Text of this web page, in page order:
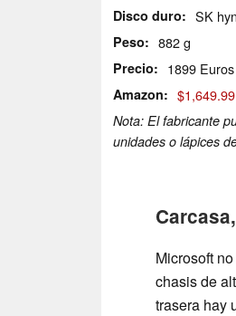
Disco duro SK
Peso 882 g
Precio 1899 Euros
Amazon $1,649.99
Nota: El fabricante
unidades o lápices
Microsoft
chasis de
trasera hay